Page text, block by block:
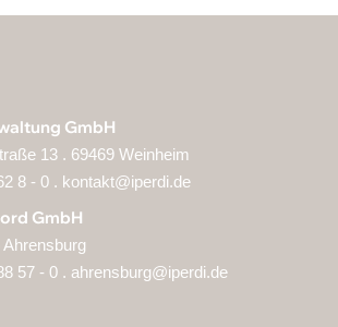
GmbH
13 . 69469 Weinheim
8 - 0 . kontakt@iperdi.de
GmbH
57 - 0 . ahrensburg@iperdi.de